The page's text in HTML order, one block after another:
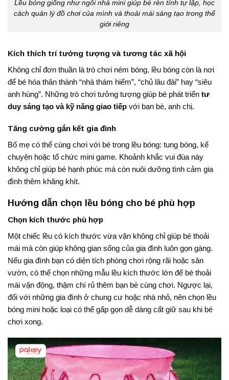
Lều bóng giống như ngôi nhà mini giúp bé rèn tính tự lập, học
cách quản lý đồ chơi của mình và thoải mái sáng tạo trong thế
giới riêng
Kích thích trí tưởng tượng và tương tác xã hội
Không chỉ đơn thuần là trò chơi ném bóng, lều bóng còn là nơi
để bé hóa thân thành “nhà thám hiểm”, “chủ lâu đài” hay “siêu
anh hùng”. Những trò chơi tưởng tượng giúp bé phát triển tư
duy sáng tạo và kỹ năng giao tiếp với bạn bè, anh chị.
Tăng cường gắn kết gia đình
Bố mẹ có thể cùng chơi với bé trong lều bóng: tung bóng, kể
chuyện hoặc tổ chức mini game. Khoảnh khắc vui đùa này
không chỉ giúp bé hạnh phúc mà còn nuôi dưỡng tình cảm gia
đình thêm khăng khít.
Hướng dẫn chọn lều bóng cho bé phù hợp
Chọn kích thước phù hợp
Một chiếc lều có kích thước vừa vặn không chỉ giúp bé thoải
mái mà còn giúp không gian sống của gia đình luôn gọn gàng.
Nếu gia đình bạn có diện tích phòng chơi rộng rãi hoặc sân
vườn, có thể chọn những mẫu lều kích thước lớn để bé thoải
mái vận động, thậm chí rủ thêm bạn bè cùng chơi. Ngược lại,
đối với những gia đình ở chung cư hoặc nhà nhỏ, nên chọn lều
bóng mini hoặc loại có thể gấp gọn dễ dàng cất giữ sau khi bé
chơi xong.